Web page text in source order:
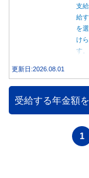
支
給
を
け
す
更新日:2026.08.01
受給する年金額
1